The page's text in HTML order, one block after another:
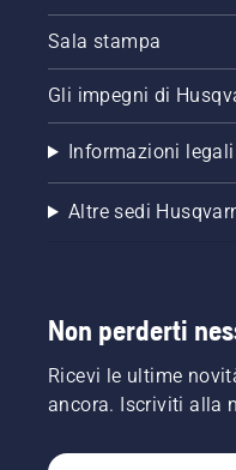
Sala stampa
Gli impegni di
Informazioni
Altre sedi
Non perderti
Ricevi le ultime
ancora. Iscriviti alla